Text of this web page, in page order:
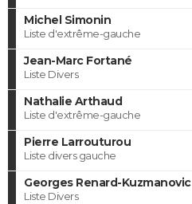
Michel Simonin
Liste d'extrême-gauche
Jean-Marc Fortané
Liste Divers
Nathalie Arthaud
Liste d'extrême-gauche
Pierre Larrouturou
Liste divers gauche
Georges Renard-Kuzmanovic
Liste Divers